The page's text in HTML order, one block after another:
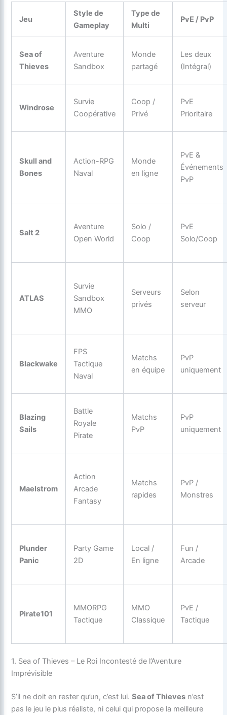
Jeu
Style de
Gameplay
Type de
Multi
PvE / PvP
Sea of
Thieves
Aventure
Sandbox
Monde
partagé
Les deux
(Intégral)
Windrose
Survie
Coopérative
Coop /
Privé
PvE
Prioritaire
Skull and
Bones
Action-RPG
Naval
Monde
en ligne
PvE &
Événements
PvP
Salt 2
Aventure
Open World
Solo /
Coop
PvE
Solo/Coop
ATLAS
Survie
Sandbox
MMO
Serveurs
privés
Selon
serveur
Blackwake
FPS
Tactique
Naval
Matchs
en équipe
PvP
uniquement
Blazing
Sails
Battle
Royale
Pirate
Matchs
PvP
PvP
uniquement
Maelstrom
Action
Arcade
Fantasy
Matchs
rapides
PvP /
Monstres
Plunder
Panic
Party Game
2D
Local /
En ligne
Fun /
Arcade
Pirate101
MMORPG
Tactique
MMO
Classique
PvE /
Tactique
1. Sea of Thieves – Le Roi Incontesté de l’Aventure
Imprévisible
S’il ne doit en rester qu’un, c’est lui.Sea of Thieves n’est
pas le jeu le plus réaliste, ni celui qui propose la meilleure